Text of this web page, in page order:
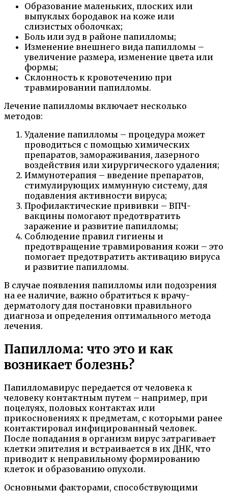
Образование маленьких, плоских или
выпуклых бородавок на коже или
слизистых оболочках;
Боль или зуд в районе папилломы;
Изменение внешнего вида папилломы –
увеличение размера, изменение цвета или
формы;
Склонность к кровотечению при
травмировании папилломы.
Лечение папилломы включает несколько
методов:
Удаление папилломы – процедура может
проводиться с помощью химических
препаратов, замораживания, лазерного
воздействия или хирургического удаления;
Иммунотерапия – введение препаратов,
стимулирующих иммунную систему, для
подавления активности вируса;
Профилактические прививки – ВПЧ-
вакцины помогают предотвратить
заражение и развитие папилломы;
Соблюдение правил гигиены и
предотвращение травмирования кожи – это
помогает предотвратить активацию вируса
и развитие папилломы.
В случае появления папилломы или подозрения
на ее наличие, важно обратиться к врачу-
дерматологу для постановки правильного
диагноза и определения оптимального метода
лечения.
Папиллома: что это и как
возникает болезнь?
Папилломавирус передается от человека к
человеку контактным путем – например, при
поцелуях, половых контактах или
прикосновениях к предметам, с которыми ранее
контактировал инфицированный человек.
После попадания в организм вирус затрагивает
клетки эпителия и встраивается в их ДНК, что
приводит к неправильному формированию
клеток и образованию опухоли.
Основными факторами, способствующими